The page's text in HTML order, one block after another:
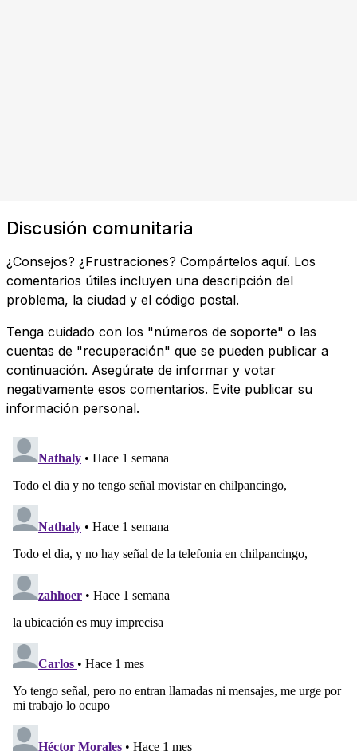
Discusión comunitaria
¿Consejos? ¿Frustraciones? Compártelos aquí. Los
comentarios útiles incluyen una descripción del
problema, la ciudad y el código postal.
Tenga cuidado con los "números de soporte" o las
cuentas de "recuperación" que se pueden publicar a
continuación. Asegúrate de informar y votar
negativamente esos comentarios. Evite publicar su
información personal.